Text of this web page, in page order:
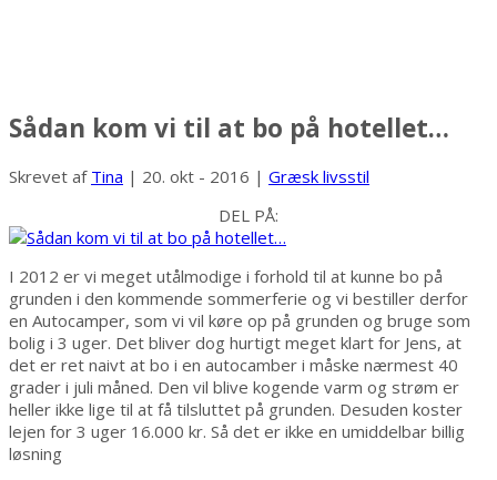
Sådan kom vi til at bo på hotellet…
Skrevet af Tina | 20. okt - 2016 | Græsk livsstil
DEL PÅ:
I 2012 er vi meget utålmodige i forhold til at kunne bo på
grunden i den kommende sommerferie og vi bestiller derfor
en Autocamper, som vi vil køre op på grunden og bruge som
bolig i 3 uger. Det bliver dog hurtigt meget klart for Jens, at
det er ret naivt at bo i en autocamber i måske nærmest 40
grader i juli måned. Den vil blive kogende varm og strøm er
heller ikke lige til at få tilsluttet på grunden. Desuden koster
lejen for 3 uger 16.000 kr. Så det er ikke en umiddelbar billig
løsning